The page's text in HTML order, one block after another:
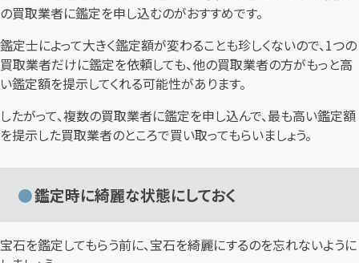
の買取業者に鑑定を申し込むのがおすすめです。
鑑定士によって大きく鑑定額が変わることも珍しくないので、1つの
買取業者だけに鑑定を依頼しても、他の買取業者の方がもっと高
い鑑定額を提示してくれる可能性があります。
したがって、複数の買取業者に鑑定を申し込んで、最も高い鑑定額
を提示した買取業者のところで買い取ってもらいましょう。
鑑定時に綺麗な状態にしておく
宝石を鑑定してもらう前に、宝石を綺麗にするのを忘れないように